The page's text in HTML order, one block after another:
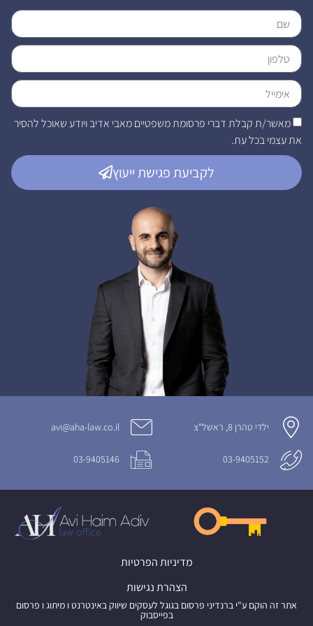
מאשר/ת קבלת דברי פרסומת משפטיים מאבי אדיב ויודע שאוכל להסיר
את עצמי בכל עת.
לקביעת פגישת ייעוץ
ילדי טהרן 8, ראשל"צ avi@aha-law.co.il
03-9405152
03-9405146
מדיניות הפרטיות
הצהרת נגישות
אתר זה הוקם ע"י ברנדיני פרסום בגוגל לעסקים שיווק באינטרנט ו מיתוג ו פרסום
בפייסבוק